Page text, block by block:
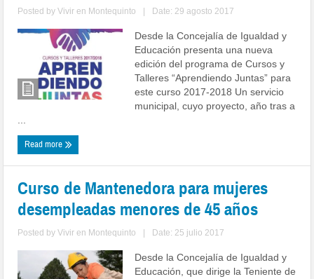
Posted byVivir en Montequinto Date: 29 agosto 2017
Desde la Concejalía de Igualdad y
Educación presenta una nueva
edición del programa de Cursos y
Talleres “Aprendiendo Juntas” para
este curso 2017-2018 Un servicio
municipal, cuyo proyecto, año tras a
...
Read more
Curso de Mantenedora para mujeres
desempleadas menores de 45 años
Posted byVivir en Montequinto Date: 25 julio 2017
Desde la Concejalía de Igualdad y
Educación, que dirige la Teniente de